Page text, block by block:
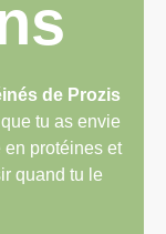
de Prozis
tu as envie
protéines et
quand tu le